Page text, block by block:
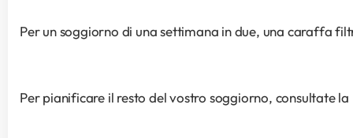
Per un soggiorno di una settimana in due, una caraffa
Per pianificare il resto del vostro soggiorno, consultate